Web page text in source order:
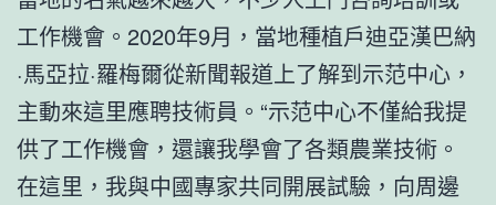
工作機會。2020年9月，當地種植戶迪亞漢巴納
·馬亞拉·羅梅爾從新聞報道上了解到示范中心，
主動來這里應聘技術員。“示范中心不僅給我提
供了工作機會，還讓我學會了各類農業技術。
在這里，我與中國專家共同開展試驗，向周邊